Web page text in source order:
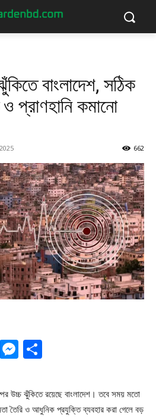
বাংলাদেশ, সঠিক
প্রাণহানি কমানো
662
GmailMessenger
উচ্চ ঝুঁকিতে রয়েছে বাংলাদেশ। তবে সময় মতো
তৈরি ও আধুনিক প্রযুক্তি ব্যবহার করা গেলে বড়